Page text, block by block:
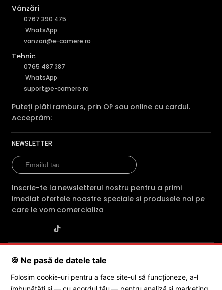
Vânzări
0767 390 475
WhatsApp
vanzari@e-camere.ro
Tehnic
0765 487 387
WhatsApp
suport@e-camere.ro
Puteți plăti ramburs, prin OP sau online cu cardul.
Acceptăm:
NEWSLETTER
Inscrie-te la newsletterul nostru pentru a primi
imediat ofertele noastre speciale si produsele noi pe
care le vom comercializa
SC POLITES ONLINE SRL · CUI: RO34846331
J2015001227161· Capital social: 200 RON · Sediu: Str. Petrache
Poenaru, Nr. 1, Craiova, Jud. Dolj · Contactează-ne·Service produs
🍪 Ne pasă de datele tale
Folosim cookie-uri pentru a face site-ul să funcționeze, a-l
îmbunătăți și — cu acordul tău — pentru analiză și marketing.